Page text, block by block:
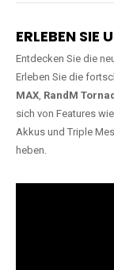
ERLEBEN SIE
Entdecken Sie die
Erleben Sie die
MAX, RandM
sich von Features
Akkus und Triple
heben.